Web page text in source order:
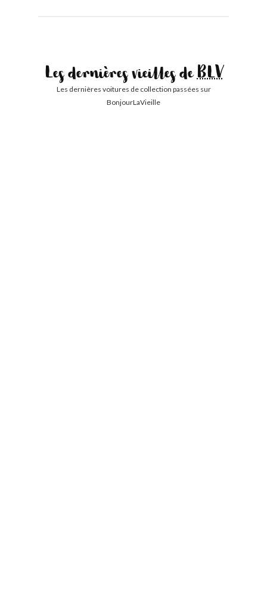
Les dernières vieilles deBLV
Les dernières voitures de collection passées sur
BonjourLaVieille